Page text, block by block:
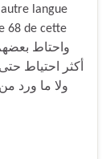
autre langue
68 de cette
أكثر احتياط
ولا ما ورد